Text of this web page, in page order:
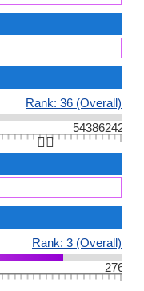
Rank: 36 (Overall)
54386242
👆🏻
Rank: 3 (Overall)
276